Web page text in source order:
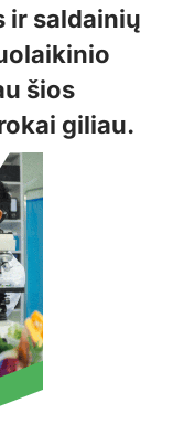
ir saldainių
šios
giliau.